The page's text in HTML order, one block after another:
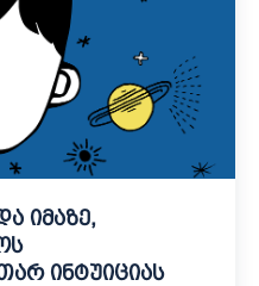
იმაზე,
ინტუიციას